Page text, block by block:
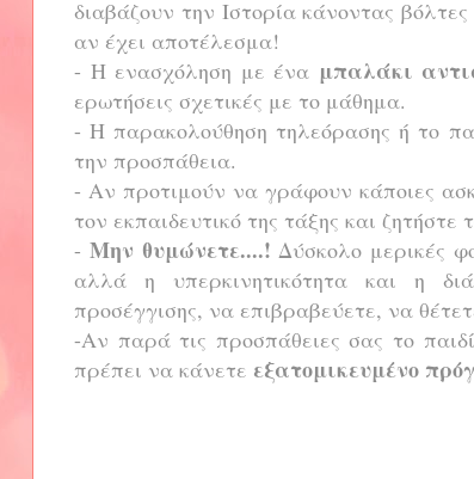
διαβάζουν την Ιστορία κάνοντας
αν έχει αποτέλεσμα!
- Η ενασχόληση με ένα μπαλάκι
ερωτήσεις σχετικές με το μάθημα.
- Η παρακολούθηση τηλεόρασης ή το
την προσπάθεια.
- Αν προτιμούν να γράφουν κάποιες
τον εκπαιδευτικό της τάξης και ζητήστε
- Μην θυμώνετε....! Δύσκολο μερικές
αλλά η υπερκινητικότητα και η
προσέγγισης, να επιβραβεύετε, να
-Αν παρά τις προσπάθειες σας το
πρέπει να κάνετε εξατομικευμένο